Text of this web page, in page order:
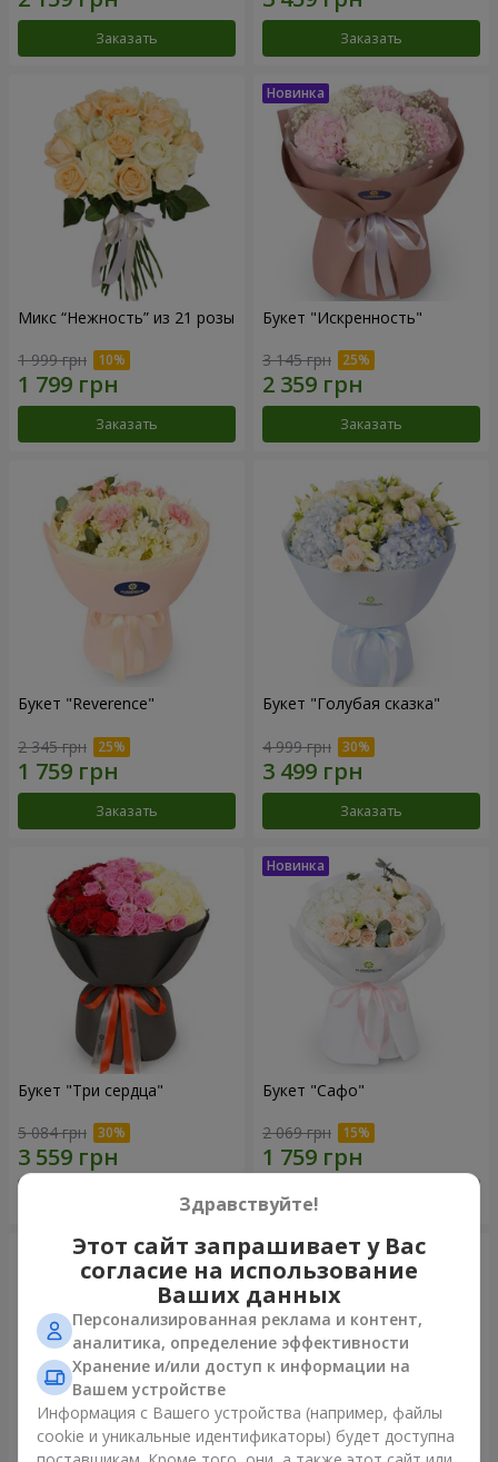
Заказать Заказать
Микс “Нежность” из 21 розы
1 999 грн
Заказать
Букет "Искренность"
3 145 грн
Заказать
Букет "Reverence"
2 345 грн
Заказать
Букет "Голубая сказка"
4 999 грн
Заказать
Букет "Три сердца"
5 084 грн
Букет "Сафо"
2 069 грн
Здравствуйте!
Этот сайт запрашивает у Вас
согласие на использование
Ваших данных
Персонализированная реклама и контент,
аналитика, определение эффективности
Хранение и/или доступ к информации на
Вашем устройстве
Информация с Вашего устройства (например, файлы
cookie и уникальные идентификаторы) будет доступна